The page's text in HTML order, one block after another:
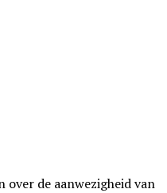
over de aanwezigheid van